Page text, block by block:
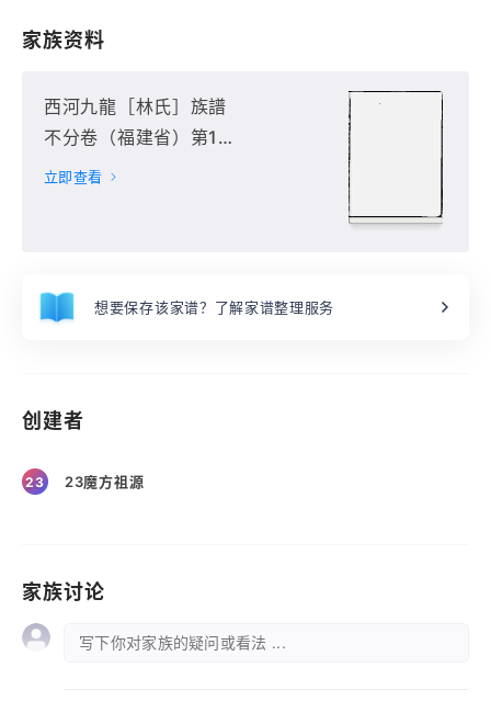
家族资料
西河九龍［林氏］族譜
不分卷（福建省）第1
册
立即查看
想要保存该家谱？了解家谱整理服务
创建者
23 23魔方祖源
家族讨论
写下你对家族的疑问或看法 ...